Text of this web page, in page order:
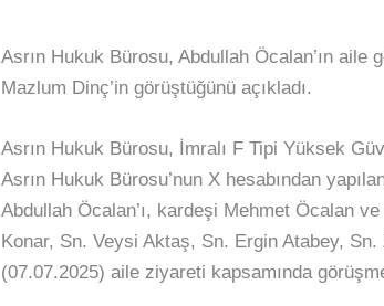
Asrın Hukuk Bürosu, Abdullah Öcalan’ın
Mazlum Dinç’in görüştüğünü açıkladı.
Asrın Hukuk Bürosu, İmralı F Tipi Yüksek
Asrın Hukuk Bürosu’nun X hesabından
Abdullah Öcalan’ı, kardeşi Mehmet Öcalan
Konar, Sn. Veysi Aktaş, Sn. Ergin Atabey,
(07.07.2025) aile ziyareti kapsamında